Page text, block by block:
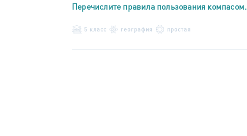
Перечислите правила пользования компасом.
5 класс география простая